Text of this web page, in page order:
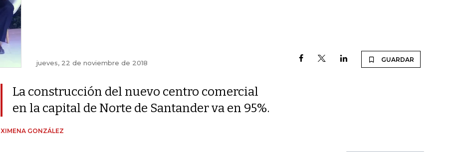
jueves, 22 de noviembre de 2018 GUARDAR
La construcción del nuevo centro comercial
en la capital de Norte de Santander va en 95%.
XIMENA GONZÁLEZ